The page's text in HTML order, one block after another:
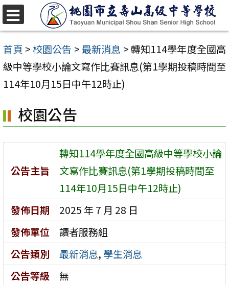
跳
至
主
要
內
區
首頁 >校園公告 >最新消息 >轉知114學年度全國高
級中等學校小論文寫作比賽訊息(第1學期投稿時間至
114年10月15日中午12時止)
校園公告
公告主旨
轉知114學年度全國高級中等學校小論
文寫作比賽訊息(第1學期投稿時間至
114年10月15日中午12時止)
發佈日期
2025 年 7 月 28 日
發佈單位
讀者服務組
公告類別
最新消息, 學生消息
公告等級
無
選
單